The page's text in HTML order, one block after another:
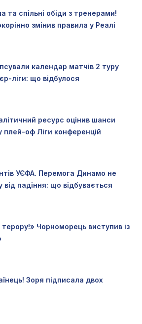
та спільні обіди з тренерами!
змінив правила у Реалі
календар матчів 2 туру
ліги: що відбулося
ресурс оцінив шанси
плей-оф Ліги конференцій
УЄФА. Перемога Динамо не
від падіння: що відбувається
Чорноморець виступив із
Зоря підписала двох